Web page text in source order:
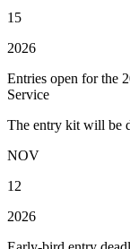
15
2026
Entries open for the
Service
The entry kit will be
NOV
12
2026